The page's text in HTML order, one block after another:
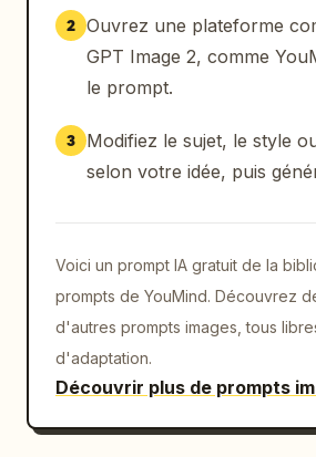
2 Ouvrez une plateforme
GPT Image 2, comme
le prompt.
3
Modifiez le sujet, le style
selon votre idée, puis
Voici un prompt IA gratuit de la
prompts de YouMind. Découvrez
d'autres prompts images, tous
d'adaptation.
Découvrir plus de prompts